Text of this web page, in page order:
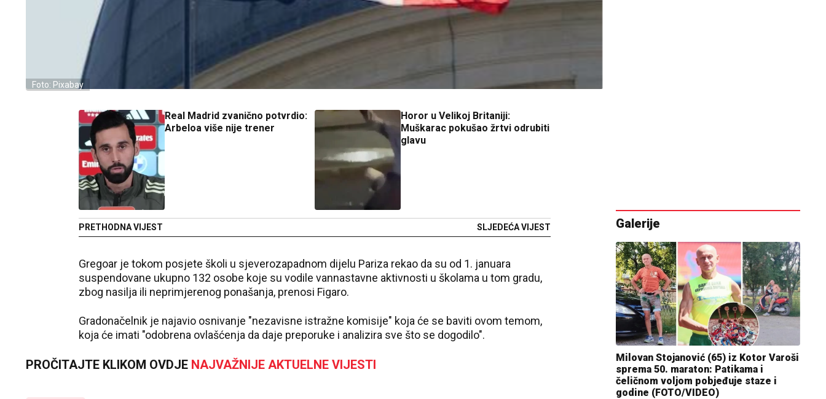
Foto: Pixabay
Real Madrid zvanično potvrdio:
Arbeloa više nije trener
PRETHODNA VIJEST
Horor u Velikoj Britaniji:
Muškarac pokušao žrtvi odrubiti
glavu
SLJEDEĆA VIJEST
Gregoar je tokom posjete školi u sjeverozapadnom dijelu Pariza rekao da su od 1. januara
suspendovane ukupno 132 osobe koje su vodile vannastavne aktivnosti u školama u tom gradu,
zbog nasilja ili neprimjerenog ponašanja, prenosi Figaro.
Gradonačelnik je najavio osnivanje "nezavisne istražne komisije" koja će se baviti ovom temom,
koja će imati "odobrena ovlašćenja da daje preporuke i analizira sve što se dogodilo".
PROČITAJTE KLIKOM OVDJE NAJVAŽNIJE AKTUELNE VIJESTI
Galerije
Milovan Stojanović (65) iz Kotor Varoši
sprema 50. maraton: Patikama i
čeličnom voljom pobjeđuje staze i
godine (FOTO/VIDEO)